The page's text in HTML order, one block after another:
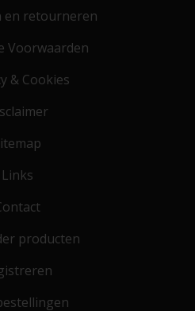
en retourneren
Voorwaarden
& Cookies
Links
producten